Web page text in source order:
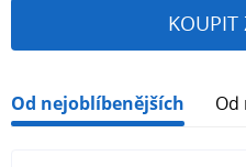
KOUPIT
Od nejoblíbenějších Od